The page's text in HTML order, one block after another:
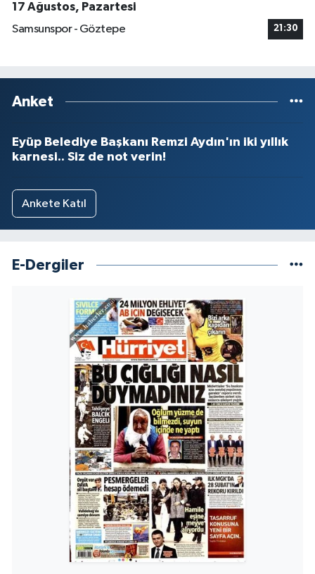
17 Ağustos, Pazartesi
Samsunspor - Göztepe
21:30
Anket
Eyüp Belediye Başkanı Remzi Aydın'ın iki yıllık
karnesi.. Siz de not verin!
Ankete Katıl
E-Dergiler